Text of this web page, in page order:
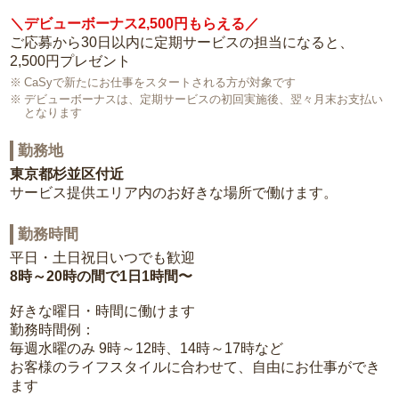
＼デビューボーナス2,500円もらえる／
ご応募から30日以内に定期サービスの担当になると、
2,500円プレゼント
CaSyで新たにお仕事をスタートされる方が対象です
デビューボーナスは、定期サービスの初回実施後、翌々月末お支払い
となります
勤務地
東京都杉並区付近
サービス提供エリア内のお好きな場所で働けます。
勤務時間
平日・土日祝日いつでも歓迎
8時～20時の間で1日1時間〜
好きな曜日・時間に働けます
勤務時間例：
毎週水曜のみ 9時～12時、14時～17時など
お客様のライフスタイルに合わせて、自由にお仕事ができ
ます